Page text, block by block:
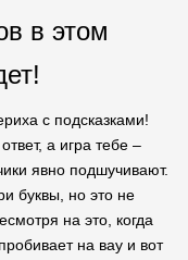
в этом
с подсказками!
а игра тебе –
явно подшучивают.
буквы, но это не
на это, когда
на вау и вот